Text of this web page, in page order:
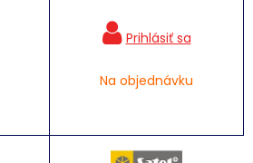
Na objednávku